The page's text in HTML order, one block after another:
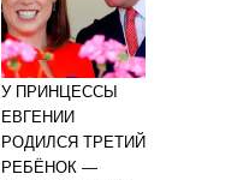
У ПРИНЦЕССЫ
ЕВГЕНИИ
РОДИЛСЯ ТРЕТИЙ
РЕБЁНОК —